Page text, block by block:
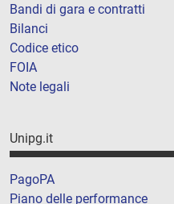
Bandi di gara e contratti
Bilanci
Codice etico
FOIA
Note legali
Unipg.it
PagoPA
Piano delle performance